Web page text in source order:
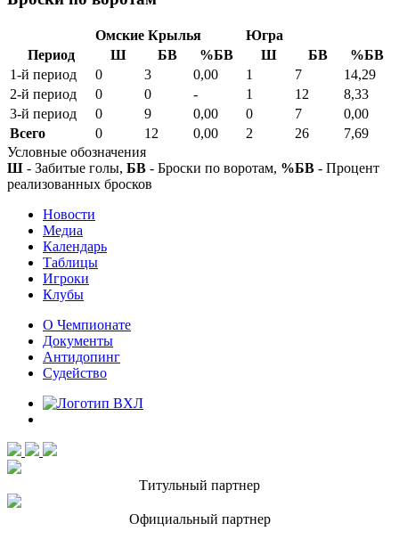
Омские Крылья
Югра
Период
Ш БВ %БВ Ш БВ
%БВ
1-й период
0 3 0,00 1 7
14,29
2-й период
0 0 - 1 12
8,33
3-й период
0 9 0,00 0 7
0,00
Всего
0 12 0,00 2 26
7,69
Условные обозначения
Ш - Забитые голы, БВ - Броски по воротам, %БВ - Процент
реализованных бросков
Новости
Медиа
Календарь
Таблицы
Игроки
Клубы
О Чемпионате
Документы
Антидопинг
Судейство
Титульный партнер
Официальный партнер